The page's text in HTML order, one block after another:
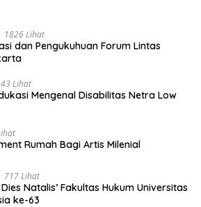
1826 Lihat
dan Pengukuhuan Forum Lintas
Lihat
Mengenal Disabilitas Netra Low
Rumah Bagi Artis Milenial
717 Lihat
Hukum Universitas
ke-63